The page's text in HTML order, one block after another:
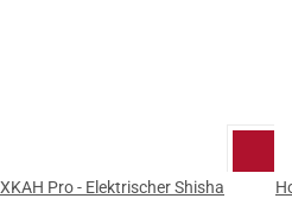
XKAH Pro - Elektrischer Shisha